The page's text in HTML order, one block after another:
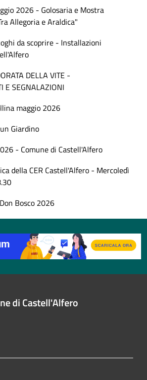
2026 - Golosaria e Mostra
Allegoria e Araldica"
da scoprire - Installazioni
DELLA VITE -
E SEGNALAZIONI
maggio 2026
Giardino
- Comune di Castell'Alfero
della CER Castell'Alfero - Mercoledì
Bosco 2026
di Castell'Alfero